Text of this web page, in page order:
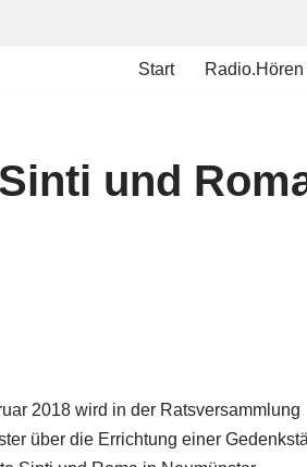
Start Radio.Hören
und
2018 wird in der Ratsversammlung
über die Errichtung einer